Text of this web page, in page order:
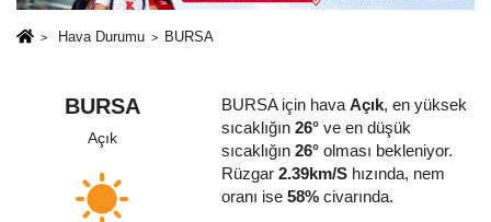
Hava Durumu BURSA
BURSA
Açık
BURSA için hava Açık, en yüksek
sıcaklığın 26°ve en düşük
sıcaklığın 26°olması bekleniyor.
Rüzgar 2.39km/Shızında, nem
oranı ise 58%civarında.